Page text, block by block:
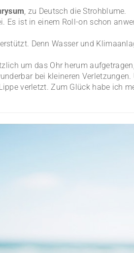
, zu Deutsch die Strohblume.
Es ist in einem Roll-on schon
Denn Wasser und
um das Ohr herum
bei kleineren
verletzt. Zum Glück habe ich